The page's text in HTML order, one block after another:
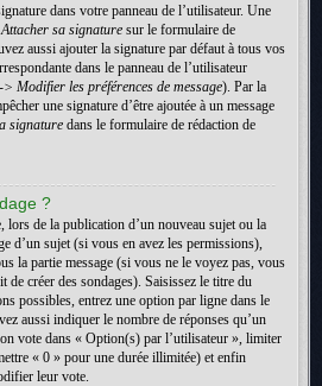
dans votre panneau de l’utilisateur. Une
Attacher sa signature sur le formulaire de
aussi ajouter la signature par défaut à tous vos
dans le panneau de l’utilisateur
Modifier les préférences de message). Par la
une signature d’être ajoutée à un message
signature dans le formulaire de rédaction de
?
lors de la publication d’un nouveau sujet ou la
d’un sujet (si vous en avez les permissions),
la partie message (si vous ne le voyez pas, vous
de créer des sondages). Saisissez le titre du
possibles, entrez une option par ligne dans le
aussi indiquer le nombre de réponses qu’un
vote dans « Option(s) par l’utilisateur », limiter
« 0 » pour une durée illimitée) et enfin
leur vote.